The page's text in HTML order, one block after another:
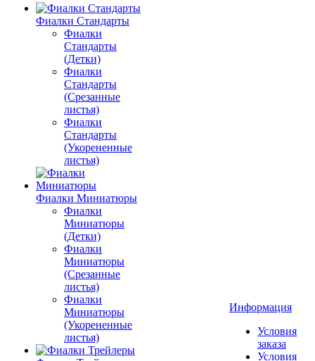
Фиалки Стандарты
Фиалки
Стандарты
(Детки)
Фиалки
Стандарты
(Срезанные
листья)
Фиалки
Стандарты
(Укорененные
листья)
Фиалки Миниатюры
Фиалки
Миниатюры
(Детки)
Фиалки
Миниатюры
(Срезанные
листья)
Фиалки
Миниатюры
(Укорененные
листья)
Информация
Условия
заказа
Условия